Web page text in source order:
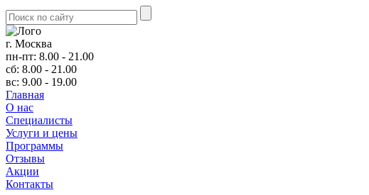
г. Москва
пн-пт: 8.00 - 21.00
сб: 8.00 - 21.00
вс: 9.00 - 19.00
Главная
О нас
Cпециалисты
Услуги и цены
Программы
Отзывы
Акции
Контакты